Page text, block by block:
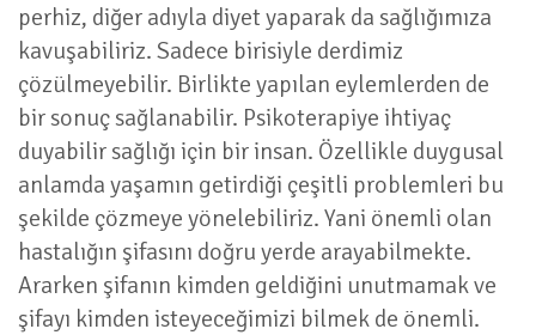
perhiz, diğer adıyla diyet yaparak da sağlığımıza
kavuşabiliriz. Sadece birisiyle derdimiz
çözülmeyebilir. Birlikte yapılan eylemlerden de
bir sonuç sağlanabilir. Psikoterapiye ihtiyaç
duyabilir sağlığı için bir insan. Özellikle duygusal
anlamda yaşamın getirdiği çeşitli problemleri bu
şekilde çözmeye yönelebiliriz. Yani önemli olan
hastalığın şifasını doğru yerde arayabilmekte.
Ararken şifanın kimden geldiğini unutmamak ve
şifayı kimden isteyeceğimizi bilmek de önemli.